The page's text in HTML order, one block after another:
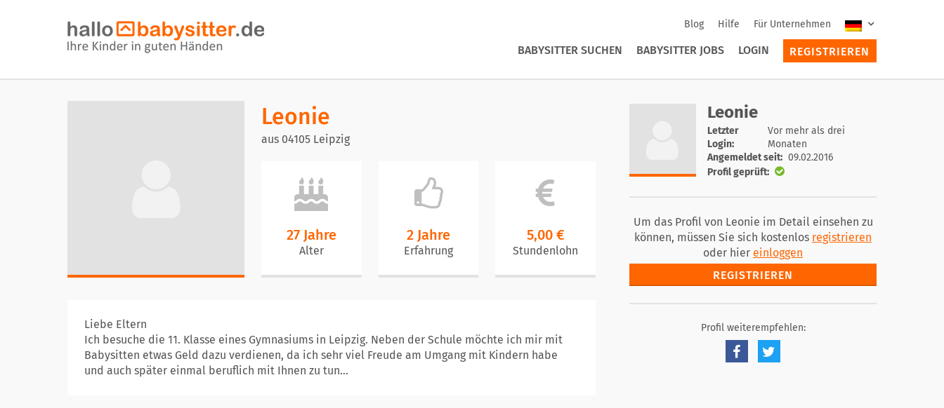
Blog Hilfe Für Unternehmen
BABYSITTER SUCHEN BABYSITTER JOBS LOGIN REGISTRIEREN
Leonie
aus 04105 Leipzig
27 Jahre
Alter
2 Jahre
Erfahrung
5,00 €
Stundenlohn
Liebe Eltern
Ich besuche die 11. Klasse eines Gymnasiums in Leipzig. Neben der Schule möchte ich mir mit
Babysitten etwas Geld dazu verdienen, da ich sehr viel Freude am Umgang mit Kindern habe
und auch später einmal beruflich mit Ihnen zu tun...
Leonie
Letzter
Login:
Vor mehr als drei
Monaten
Angemeldet seit: 09.02.2016
Profil geprüft:
Um das Profil von Leonie im Detail einsehen zu
können, müssen Sie sich kostenlos registrieren
oder hier einloggen
REGISTRIEREN
Profil weiterempfehlen: